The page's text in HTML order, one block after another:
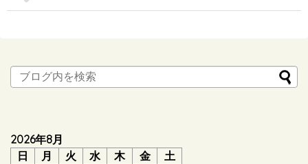
2026年8月
日
月 火 水 木 金
土